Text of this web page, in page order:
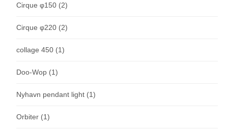
Cirque φ150 (2)
Cirque φ220 (2)
collage 450 (1)
Doo-Wop (1)
Nyhavn pendant light (1)
Orbiter (1)